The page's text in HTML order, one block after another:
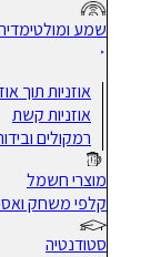
שמע ומולטימדיה
אוזניות תוך אוזן
אוזניות קשת
רמקולים ובידוריות
מוצרי חשמל
קלפי משחק ואספנות
סטודנטיה